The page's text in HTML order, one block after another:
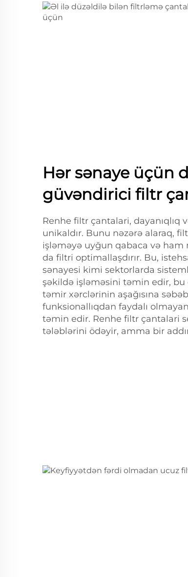
Hər sənaye üçün
güvəndirici filtr
Renhe filtr çantalari, dayanıqlıq
unikaldır. Bunu nəzərə alaraq,
işləməyə uyğun qabaca və ham
da filtri optimallaşdırır. Bu,
sənayesi kimi sektorlarda
şəkildə işləməsini təmin edir, bu
təmir xərclərinin aşağısına
funksionallıqdan faydalı
təmin edir. Renhe filtr çantalari
tələblərini ödəyir, amma bir